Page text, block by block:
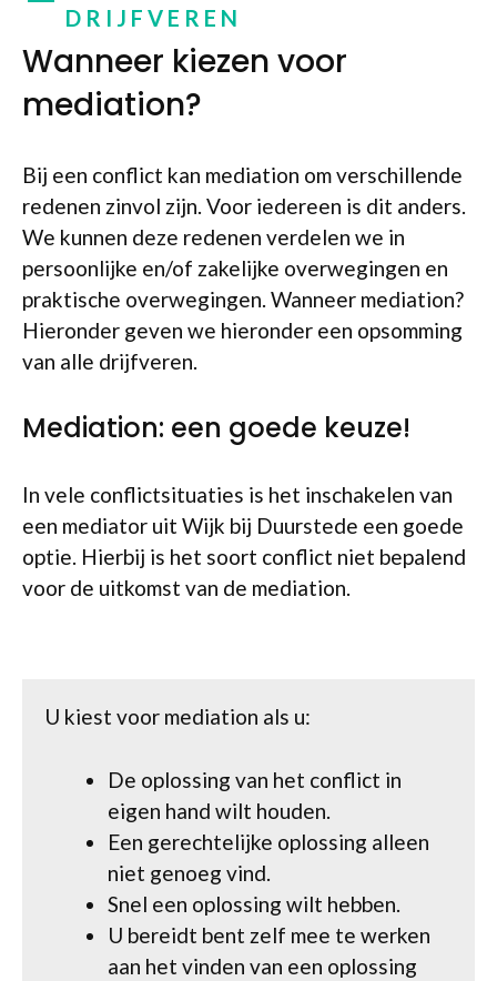
DRIJFVEREN
Wanneer kiezen voor
mediation?
Bij een conflict kan mediation om verschillende
redenen zinvol zijn. Voor iedereen is dit anders.
We kunnen deze redenen verdelen we in
persoonlijke en/of zakelijke overwegingen en
praktische overwegingen. Wanneer mediation?
Hieronder geven we hieronder een opsomming
van alle drijfveren.
Mediation: een goede keuze!
In vele conflictsituaties is het inschakelen van
een mediator uit Wijk bij Duurstede een goede
optie. Hierbij is het soort conflict niet bepalend
voor de uitkomst van de mediation.
U kiest voor mediation als u:
De oplossing van het conflict in
eigen hand wilt houden.
Een gerechtelijke oplossing alleen
niet genoeg vind.
Snel een oplossing wilt hebben.
U bereidt bent zelf mee te werken
aan het vinden van een oplossing